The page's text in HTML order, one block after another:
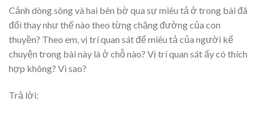
Cảnh dòng sông và hai bên bờ qua sự miêu tả ở trong bài đã
đổi thay như thế nào theo từng chặng đường của con
thuyền? Theo em, vị trí quan sát để miêu tả của người kể
chuyện trong bài này là ở chỗ nào? Vị trí quan sát ấy có thích
hợp không? Vì sao?
Trả lời: